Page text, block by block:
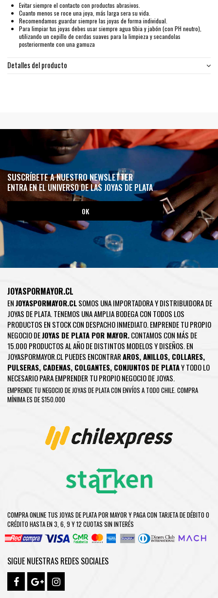
Evitar siempre el contacto con productos abrasivos.
Cuanto menos se roce una joya, más larga sera su vida.
Recomendamos guardar siempre las joyas de forma individual.
Para limpiar tus joyas debes usar siempre agua tibia y jabón (con PH neutro),
utilizando un cepillo de cerdas suaves para la limpieza y secandolas
posteriormente con una gamuza
Detalles del producto
SUSCRÍBETE A NUESTRO NEWSLETTER
ENTRA EN EL UNIVERSO DE LAS JOYAS DE PLATA
JOYASPORMAYOR.CL
ENJOYASPORMAYOR.CLSOMOS UNA IMPORTADORA Y DISTRIBUIDORA DE
JOYAS DE PLATA. TENEMOS UNA AMPLIA BODEGA CON TODOS LOS
PRODUCTOS EN STOCK CON DESPACHO INMEDIATO. EMPRENDE TU PROPIO
NEGOCIO DEJOYAS DE PLATA POR MAYOR.CONTAMOS CON MÁS DE
15.000 PRODUCTOS AL AÑO DE DISTINTOS MODELOS Y DISEÑOS. EN
JOYASPORMAYOR.CL PUEDES ENCONTRARAROS,ANILLOS, COLLARES,
PULSERAS, CADENAS, COLGANTES, CONJUNTOS DE PLATAY TODO LO
NECESARIO PARA EMPRENDER TU PROPIO NEGOCIO DE JOYAS.
EMPRENDE TU NEGOCIO DE JOYAS DE PLATA CON ENVÍOS A TODO CHILE. COMPRA
MÍNIMA ES DE $150.000
COMPRA ONLINE TUS JOYAS DE PLATA POR MAYOR Y PAGA CON TARJETA DE DÉBITO O
CRÉDITO HASTA EN 3, 6, 9 Y 12 CUOTAS SIN INTERÉS
SIGUE NUESTRAS REDES SOCIALES